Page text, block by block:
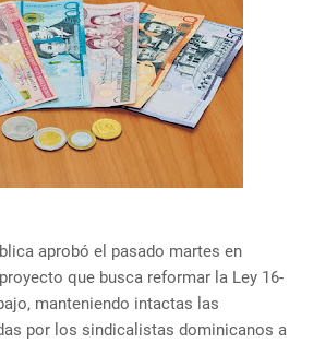
aprobó el pasado martes en
que busca reformar la Ley 16-
manteniendo intactas las
por los sindicalistas dominicanos a